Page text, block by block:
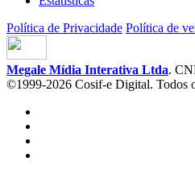
Política de Privacidade Política de
Megale Mídia Interativa Ltda.
©1999-2026 Cosif-e Digital. Todos